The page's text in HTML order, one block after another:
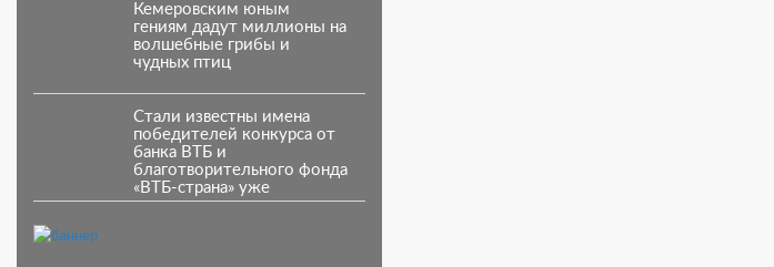
Кемеровским юным
гениям дадут миллионы на
волшебные грибы и
чудных птиц
Стали известны имена
победителей конкурса от
банка ВТБ и
благотворительного фонда
«ВТБ-страна» уже
известны.